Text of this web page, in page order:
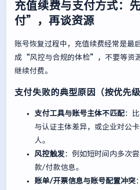
充值续费与支付方式：
付”，再谈资源
账号恢复过程中，充值续费经常是最
成“风控与合规的体检”，不要等资
继续付费。
支付失败的典型原因（按优先级
支付工具与账号主体不匹配：
与认证主体差异，或企业对公
人。
风控触发 ：例如短时间内多次
款/付款信息。
账单/开票信息与账号配置冲突